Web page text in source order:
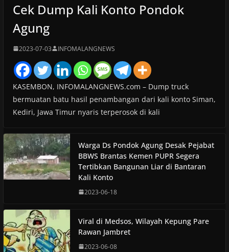
Cek Dump Kali Konto Pondok
Agung
2023-07-03 INFOMALANGNEWS
KASEMBON, INFOMALANGNEWS.com – Dump truck
bermuatan batu hasil penambangan dari kali konto Siman,
Kediri, Jawa Timur nyaris terperosok di kali
Warga Ds Pondok Agung Desak Pejabat
BBWS Brantas Kemen PUPR Segera
Tertibkan Bangunan Liar di Bantaran
Kali Konto
2023-06-18
Viral di Medsos, Wilayah Kepung Pare
Rawan Jambret
2023-06-08